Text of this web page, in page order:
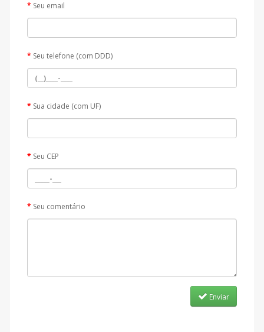
Seu email
Seu telefone (com DDD)
Sua cidade (com UF)
Seu CEP
Seu comentário
Enviar